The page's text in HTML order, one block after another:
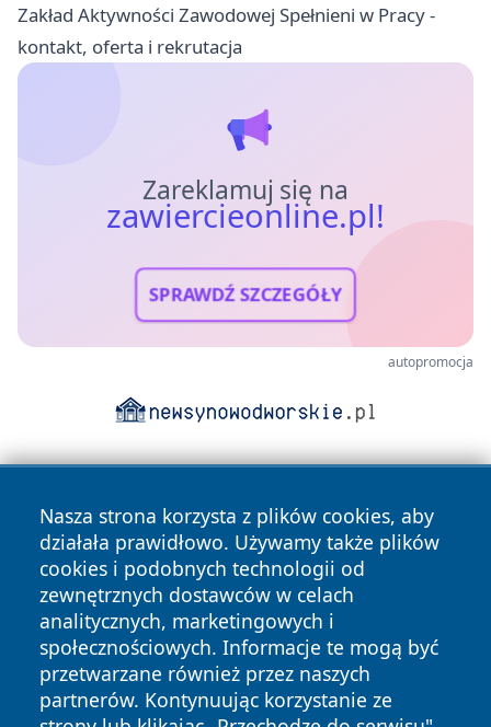
Zakład Aktywności Zawodowej Spełnieni w Pracy -
kontakt, oferta i rekrutacja
Zareklamuj się na
zawiercieonline.pl!
SPRAWDŹ SZCZEGÓŁY
autopromocja
Nasza strona korzysta z plików cookies, aby
działała prawidłowo. Używamy także plików
cookies i podobnych technologii od
zewnętrznych dostawców w celach
analitycznych, marketingowych i
społecznościowych. Informacje te mogą być
przetwarzane również przez naszych
partnerów. Kontynuując korzystanie ze
Copyright © 2026 zawiercieonline.pl Wszystkie prawa
zastrzeżone.
News Autorzy
Polityka
Polityka